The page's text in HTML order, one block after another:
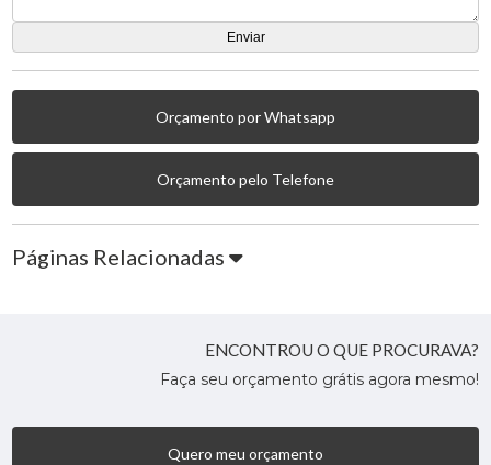
Orçamento por Whatsapp
Orçamento pelo Telefone
Páginas Relacionadas
ENCONTROU O QUE PROCURAVA?
Faça seu orçamento grátis agora mesmo!
Quero meu orçamento